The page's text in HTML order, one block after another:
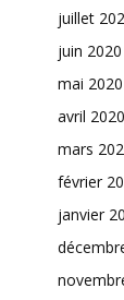
juillet
juin 2020
mai 2020
avril 2020
mars
février
janvier